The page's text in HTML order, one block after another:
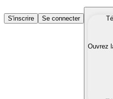
Acheter des
Achetez les
Convertissez vos
S'inscrire Se connecter
Ouvrez